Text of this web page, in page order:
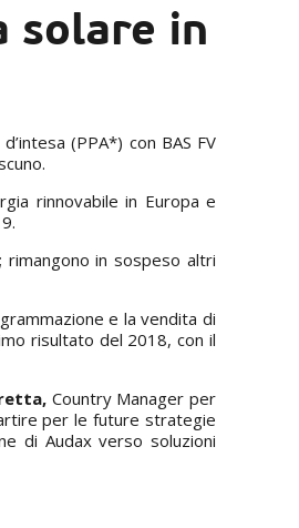
solare in
(PPA*) con BAS FV
rinnovabile in Europa e
rimangono in sospeso altri
e la vendita di
risultato del 2018, con il
Country Manager per
per le future strategie
di Audax verso soluzioni